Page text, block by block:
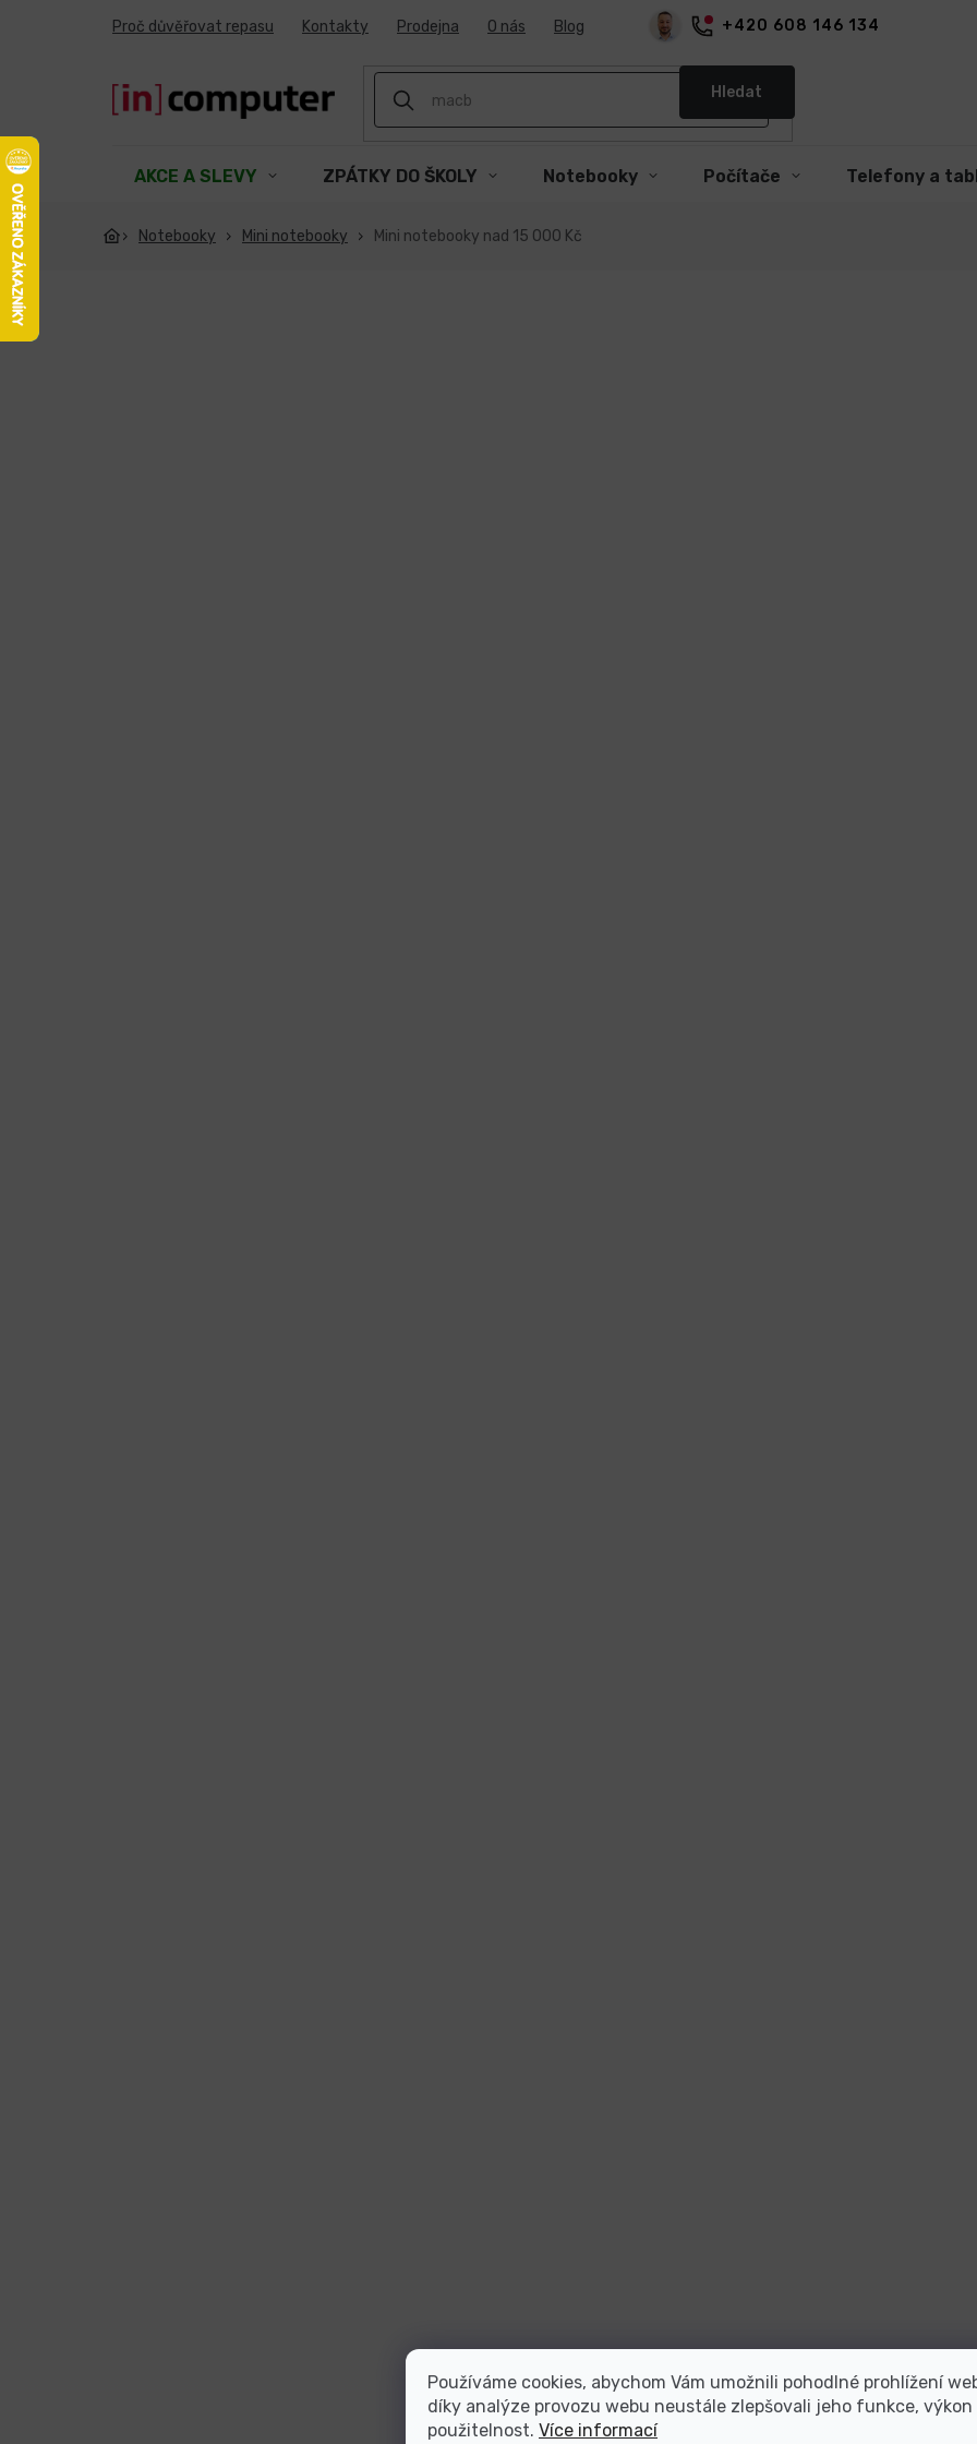
Používáme cookies, abychom Vám umožnili pohodlné prohlížení
díky analýze provozu webu neustále zlepšovali jeho funkce, výkon
použitelnost. Více informací
+420 608 146 134
Proč důvěřovat repasu Kontakty Prodejna O nás Blog
Hledat
AKCE A SLEVY ZPÁTKY DO ŠKOLY Notebooky Počítače Telefony a
Notebooky Mini notebooky Mini notebooky nad 15 000 Kč